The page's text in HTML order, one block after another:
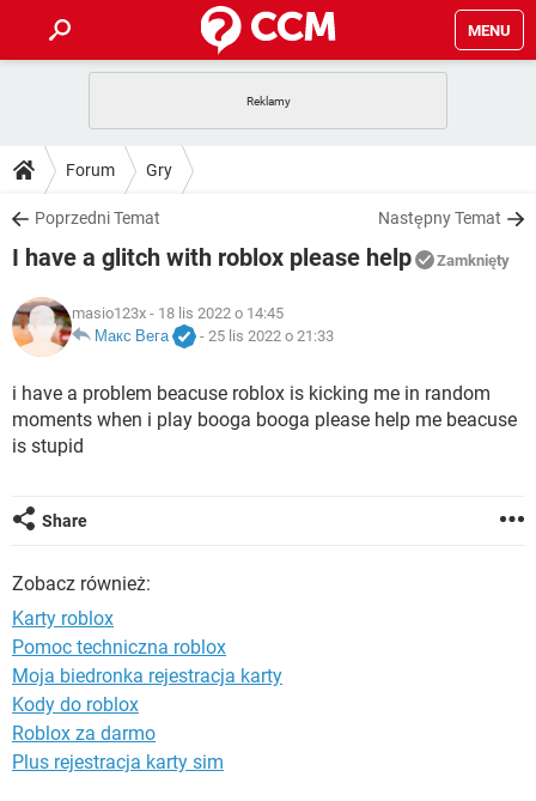
MENU
GRY
SPOTIFY
INSTAGRAM FACEBOOK
WINDOWS 10
PORADY
PlayStation
INSTAGRAM
WINDOWS 10
DO POBRANIA
ANDROID TIKTOK
GRY
IOS NETFLIX
WINDOWS 10
COVID-19
GRY
SPOTIFY NETFLIX
INSTAGRAM
ARTYKUŁY
GRY WHATSAPP
INSTAGRAM
Forum Gry
Poprzedni Temat Następny Temat
I have a glitch with roblox please help Zamknięty
masio123x - 18 lis 2022 o 14:45
Макс Вега
- 25 lis 2022 o 21:33
i have a problem beacuse roblox is kicking me in random
moments when i play booga booga please help me beacuse
is stupid
Share
Zobacz również:
Karty roblox
Pomoc techniczna roblox
Moja biedronka rejestracja karty
Kody do roblox
Roblox za darmo
Plus rejestracja karty sim